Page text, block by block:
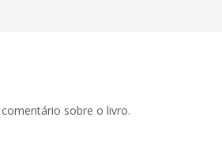
sobre o livro.